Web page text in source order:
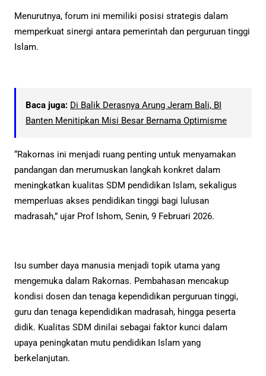
Menurutnya, forum ini memiliki posisi strategis dalam
memperkuat sinergi antara pemerintah dan perguruan tinggi
Islam.
Baca juga: Di Balik Derasnya Arung Jeram Bali, BI
Banten Menitipkan Misi Besar Bernama Optimisme
“Rakornas ini menjadi ruang penting untuk menyamakan
pandangan dan merumuskan langkah konkret dalam
meningkatkan kualitas SDM pendidikan Islam, sekaligus
memperluas akses pendidikan tinggi bagi lulusan
madrasah,” ujar Prof Ishom, Senin, 9 Februari 2026.
Isu sumber daya manusia menjadi topik utama yang
mengemuka dalam Rakornas. Pembahasan mencakup
kondisi dosen dan tenaga kependidikan perguruan tinggi,
guru dan tenaga kependidikan madrasah, hingga peserta
didik. Kualitas SDM dinilai sebagai faktor kunci dalam
upaya peningkatan mutu pendidikan Islam yang
berkelanjutan.